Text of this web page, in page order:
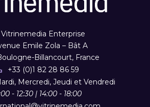
Vitrinemedia Enterprise
Emile Zola – Bât A
Billancourt, France
+33 (0)1 82 28 86 59
Mercredi, Jeudi et Vendredi
- 12:30 | 14:00 - 18:00